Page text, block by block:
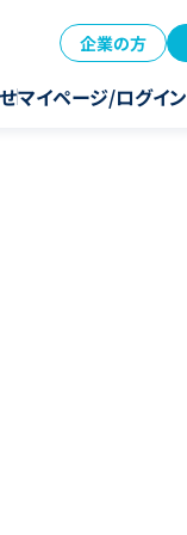
企業の方
マイページ/ログイン